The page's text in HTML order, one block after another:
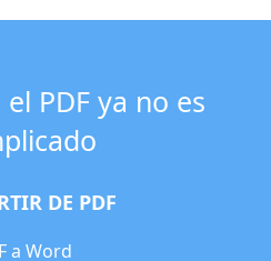
PDF ya no es
DE PDF
a Word